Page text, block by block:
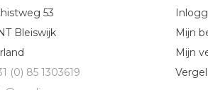
53
Bleiswijk
(0) 85 1303619
Mijn
Mijn